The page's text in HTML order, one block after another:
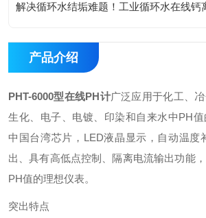
产品介绍
PHT-6000型在线PH计广泛应用于化工、冶
生化、电子、电镀、印染和自来水中PH
中国台湾芯片，LED液晶显示，自动温度
出、具有高低点控制、隔离电流输出功能
PH值的理想仪表。
突出特点